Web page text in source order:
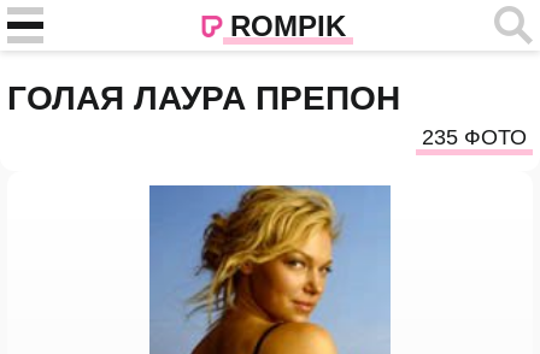
ROMPIK
ГОЛАЯ ЛАУРА ПРЕПОН
235 ФОТО